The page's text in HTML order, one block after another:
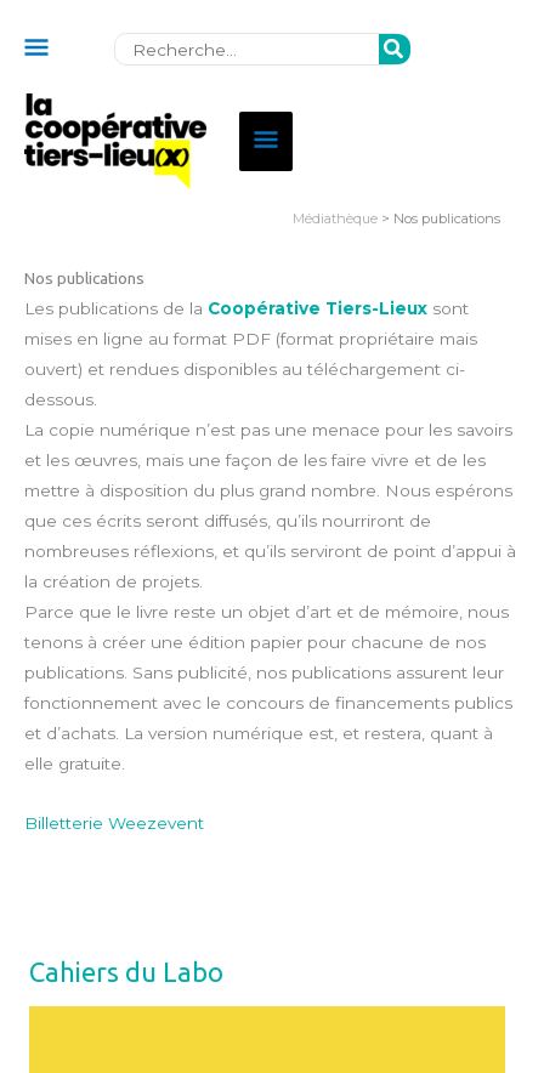
Rechercher:
de
l'en-
Menu
principal
Médiathèque> Nos publications
Nos publications
Les publications de la Coopérative Tiers-Lieux sont
mises en ligne au format PDF (format propriétaire mais
ouvert) et rendues disponibles au téléchargement ci-
dessous.
La copie numérique n’est pas une menace pour les savoirs
et les œuvres, mais une façon de les faire vivre et de les
mettre à disposition du plus grand nombre. Nous espérons
que ces écrits seront diffusés, qu’ils nourriront de
nombreuses réflexions, et qu’ils serviront de point d’appui à
la création de projets.
Parce que le livre reste un objet d’art et de mémoire, nous
tenons à créer une édition papier pour chacune de nos
publications. Sans publicité, nos publications assurent leur
fonctionnement avec le concours de financements publics
et d’achats. La version numérique est, et restera, quant à
elle gratuite.
Billetterie Weezevent
Cahiers du Labo